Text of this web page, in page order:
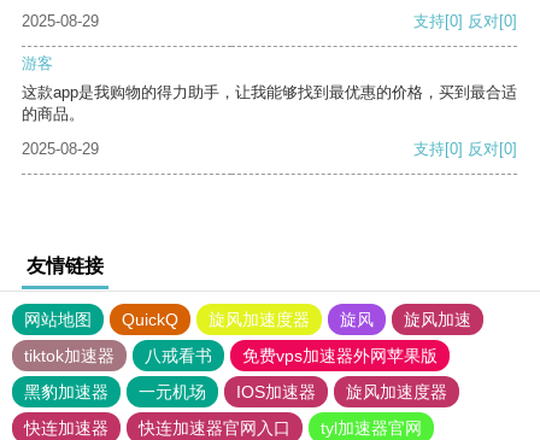
2025-08-29
支持[0] 反对[0]
游客
这款app是我购物的得力助手，让我能够找到最优惠的价格，买到最合适
的商品。
2025-08-29
支持[0] 反对[0]
友情链接
网站地图 QuickQ 旋风加速度器 旋风
旋风加速
tiktok加速器
八戒看书
免费vps加速器外网苹果版
黑豹加速器
一元机场 IOS加速器
旋风加速度器
快连加速器
快连加速器官网入口 tyl加速器官网